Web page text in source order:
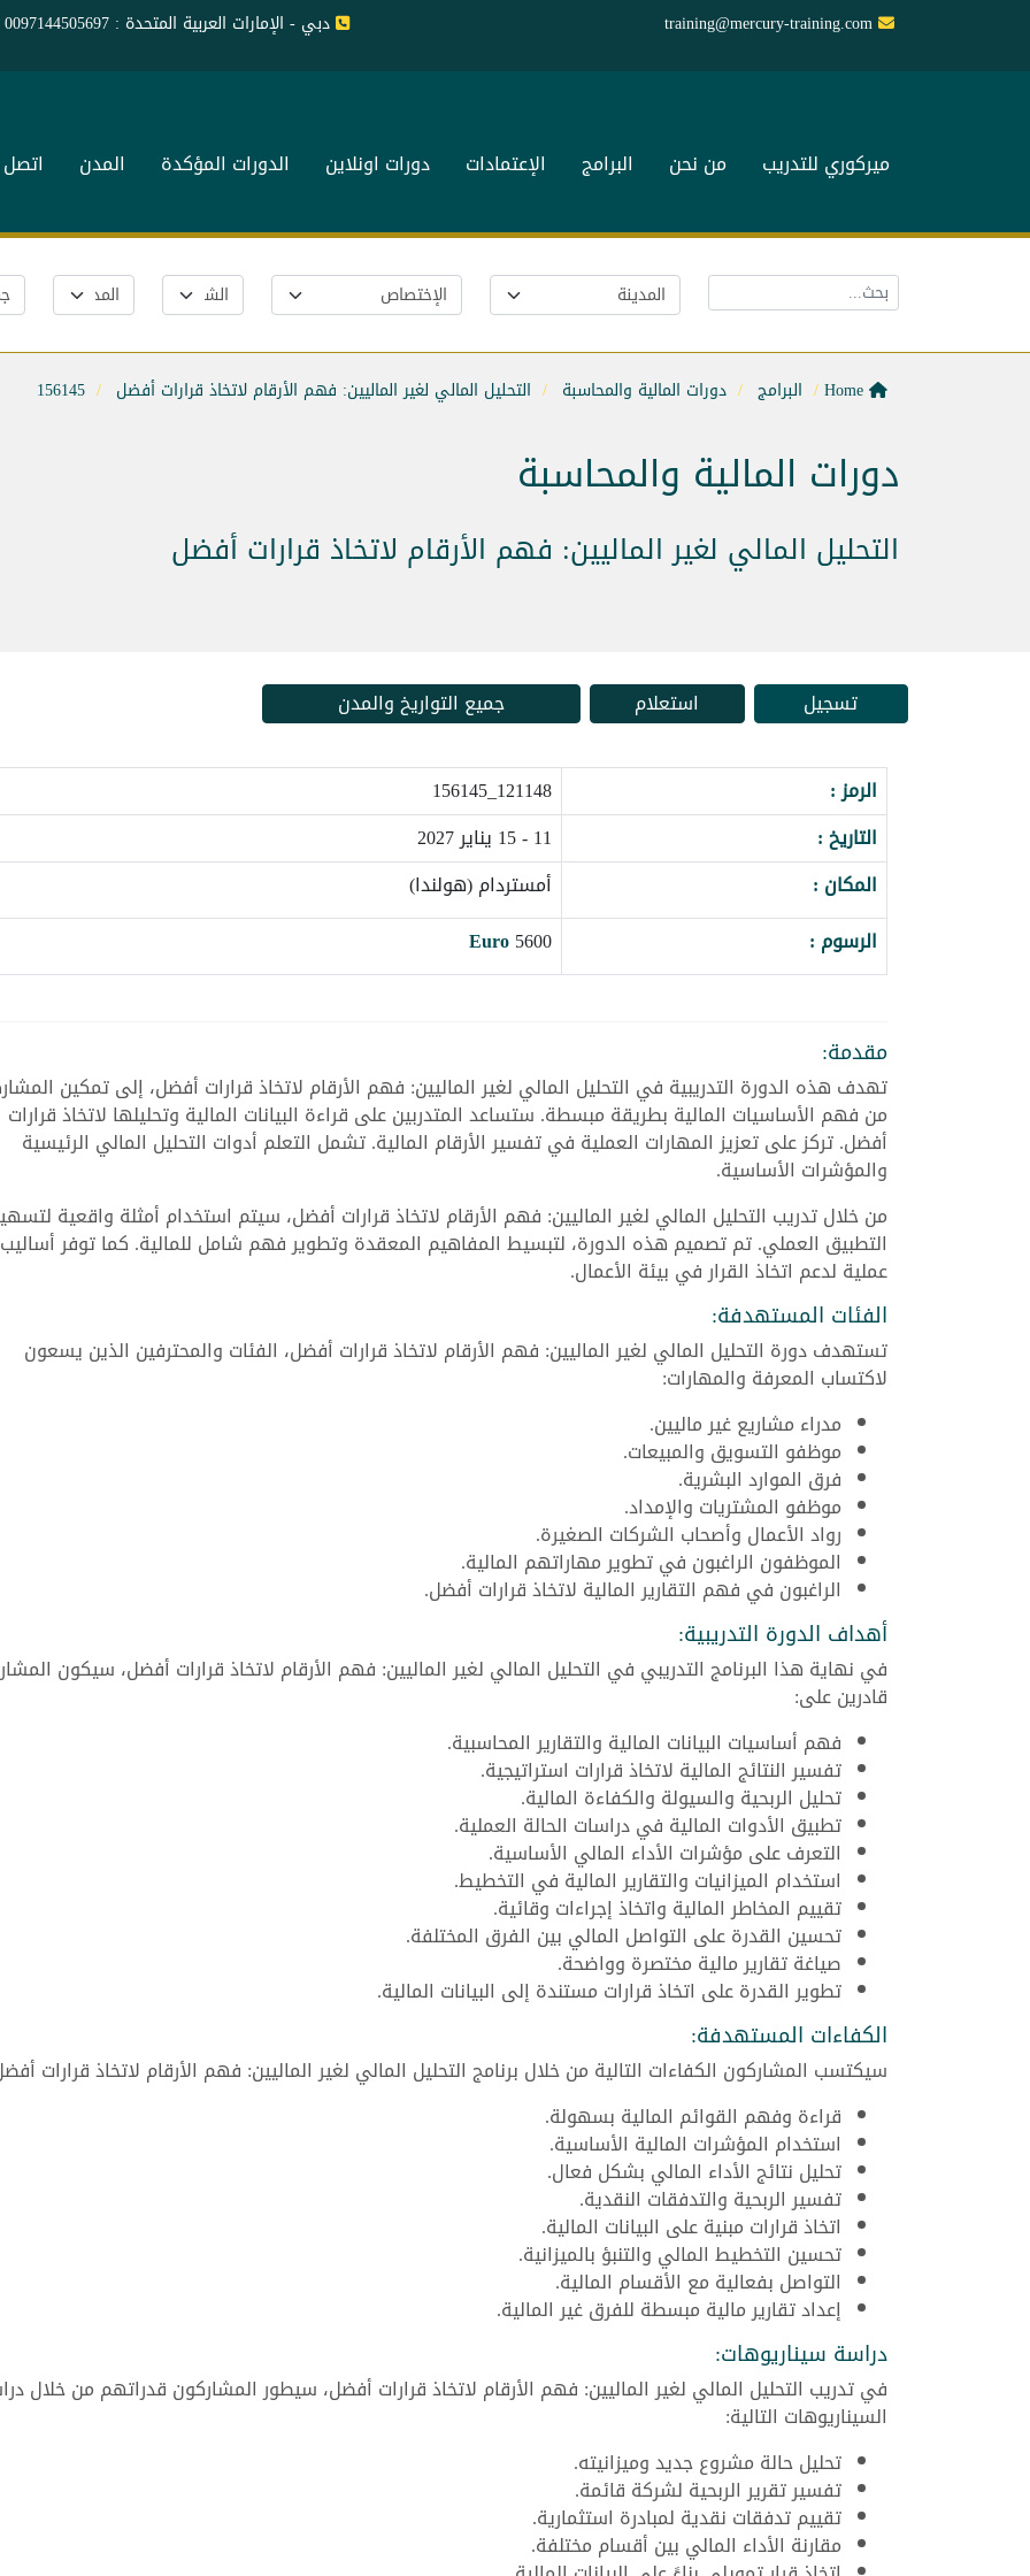
training@mercury-training.com دبي - الإمارات العربية المتحدة : 0097144505697
ميركوري للتدريب من نحن البرامج الإعتمادات دورات اونلاين الدورات المؤكدة المدن اتصل
البرامج دورات المالية والمحاسبة التحليل المالي لغير الماليين: فهم الأرقام لاتخاذ قرارات أفضل 156145
دورات المالية والمحاسبة
التحليل المالي لغير الماليين: فهم الأرقام لاتخاذ قرارات أفضل
تسجيل استعلام جميع التواريخ والمدن
الرمز :
121148_156145
التاريخ :
11 - 15 يناير 2027
المكان :
أمستردام (هولندا)
الرسوم :
5600
Euro
مقدمة:
تهدف هذه الدورة التدريبية في التحليل المالي لغير الماليين: فهم الأرقام لاتخاذ قرارات أفضل، إلى تمكين
من فهم الأساسيات المالية بطريقة مبسطة. ستساعد المتدربين على قراءة البيانات المالية وتحليلها لاتخاذ قرارات
أفضل. تركز على تعزيز المهارات العملية في تفسير الأرقام المالية. تشمل التعلم أدوات التحليل المالي الرئيسية
والمؤشرات الأساسية.
من خلال تدريب التحليل المالي لغير الماليين: فهم الأرقام لاتخاذ قرارات أفضل، سيتم استخدام أمثلة واقعية
التطبيق العملي. تم تصميم هذه الدورة، لتبسيط المفاهيم المعقدة وتطوير فهم شامل للمالية. كما توفر أساليب
عملية لدعم اتخاذ القرار في بيئة الأعمال.
الفئات المستهدفة:
تستهدف دورة التحليل المالي لغير الماليين: فهم الأرقام لاتخاذ قرارات أفضل، الفئات والمحترفين الذين يسعون
لاكتساب المعرفة والمهارات:
مدراء مشاريع غير ماليين.
موظفو التسويق والمبيعات.
فرق الموارد البشرية.
موظفو المشتريات والإمداد.
رواد الأعمال وأصحاب الشركات الصغيرة.
الموظفون الراغبون في تطوير مهاراتهم المالية.
الراغبون في فهم التقارير المالية لاتخاذ قرارات أفضل.
أهداف الدورة التدريبية:
في نهاية هذا البرنامج التدريبي في التحليل المالي لغير الماليين: فهم الأرقام لاتخاذ قرارات أفضل، سيكون
قادرين على:
فهم أساسيات البيانات المالية والتقارير المحاسبية.
تفسير النتائج المالية لاتخاذ قرارات استراتيجية.
تحليل الربحية والسيولة والكفاءة المالية.
تطبيق الأدوات المالية في دراسات الحالة العملية.
التعرف على مؤشرات الأداء المالي الأساسية.
استخدام الميزانيات والتقارير المالية في التخطيط.
تقييم المخاطر المالية واتخاذ إجراءات وقائية.
تحسين القدرة على التواصل المالي بين الفرق المختلفة.
صياغة تقارير مالية مختصرة وواضحة.
تطوير القدرة على اتخاذ قرارات مستندة إلى البيانات المالية.
الكفاءات المستهدفة:
سيكتسب المشاركون الكفاءات التالية من خلال برنامج التحليل المالي لغير الماليين: فهم الأرقام لاتخاذ قرارات
قراءة وفهم القوائم المالية بسهولة.
استخدام المؤشرات المالية الأساسية.
تحليل نتائج الأداء المالي بشكل فعال.
تفسير الربحية والتدفقات النقدية.
اتخاذ قرارات مبنية على البيانات المالية.
تحسين التخطيط المالي والتنبؤ بالميزانية.
التواصل بفعالية مع الأقسام المالية.
إعداد تقارير مالية مبسطة للفرق غير المالية.
دراسة سيناريوهات:
في تدريب التحليل المالي لغير الماليين: فهم الأرقام لاتخاذ قرارات أفضل، سيطور المشاركون قدراتهم من خلال
السيناريوهات التالية:
تحليل حالة مشروع جديد وميزانيته.
تفسير تقرير الربحية لشركة قائمة.
تقييم تدفقات نقدية لمبادرة استثمارية.
مقارنة الأداء المالي بين أقسام مختلفة.